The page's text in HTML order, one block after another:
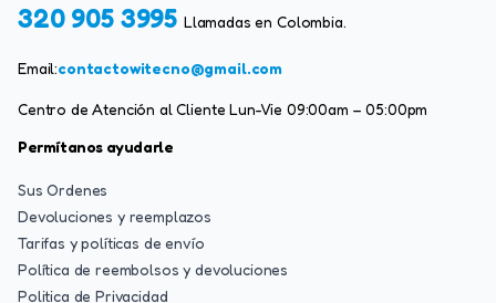
320 905 3995 Llamadas en Colombia.
Email:contactowitecno@gmail.com
Centro de Atención al Cliente Lun-Vie 09:00am – 05:00pm
Permítanos ayudarle
Sus Ordenes
Devoluciones y reemplazos
Tarifas y políticas de envío
Política de reembolsos y devoluciones
Politica de Privacidad